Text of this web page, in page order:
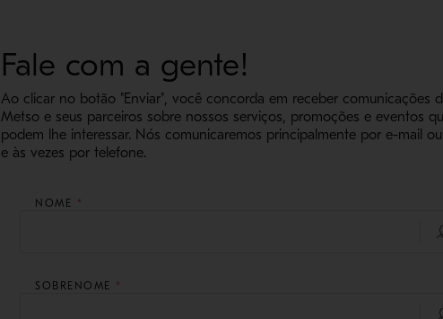
Fale com a gente!
Ao clicar no botão "Enviar", você concorda em receber comunicações
Metso e seus parceiros sobre nossos serviços, promoções e eventos
podem lhe interessar. Nós comunicaremos principalmente por e-mail ou
e às vezes por telefone.